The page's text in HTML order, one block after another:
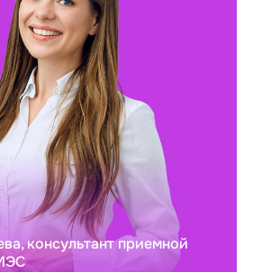
консультант приемной